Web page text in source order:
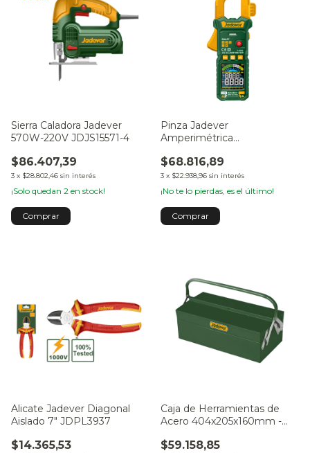
Sierra Caladora Jadever
570W-220V JDJS15571-4
$86.407,39
3 x $28.802,46 sin interés
¡Solo quedan 2 en stock!
Pinza Jadever
Amperimétrica
$68.816,89
3 x $22.938,96 sin interés
¡No te lo pierdas, es el último!
Alicate Jadever Diagonal
Aislado 7" JDPL3937
$14.365,53
Caja de Herramientas de
Acero 404x205x160mm -
$59.158,85